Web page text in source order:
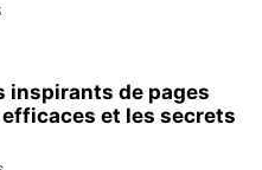
inspirants de pages
efficaces et les secrets